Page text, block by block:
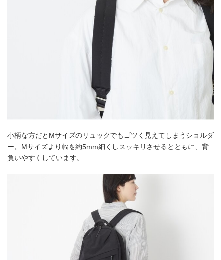
小柄な方だとMサイズのリュックでもゴツく見えてしまうショルダ
ー。Mサイズより幅を約5mm細くしスッキリさせるとともに、背
負いやすくしています。